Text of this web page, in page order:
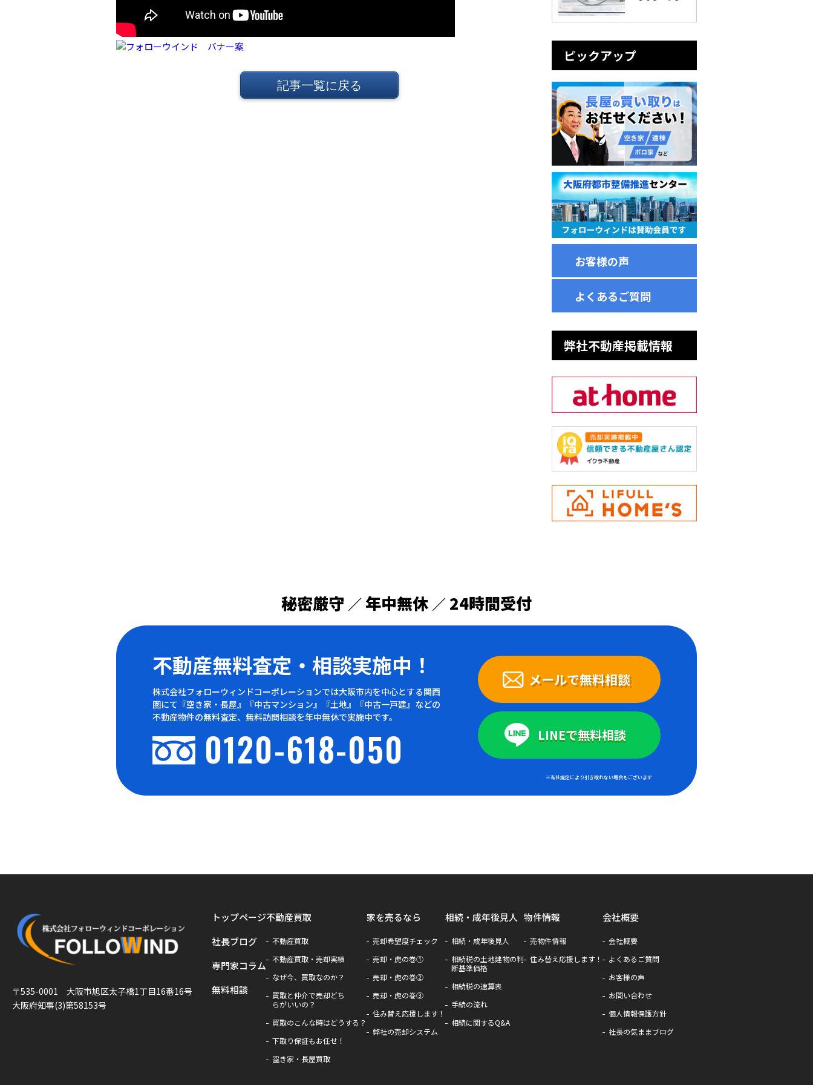
記事一覧に戻る
ピックアップ
お客様の声
よくあるご質問
弊社不動産掲載情報
秘密厳守 ／ 年中無休 ／ 24時間受付
不動産無料査定・ 相談実施中！
株式会社フォローウィンドコーポレーションでは大阪市内を中心とする関西
圏にて『空き家・長屋』『中古マンション』『土地』『中古一戸建』などの
不動産物件の無料査定、無料訪問相談を年中無休で実施中です。
0120-618-050
メールで無料相談
LINEで無料相談
※当社規定により引き取れない場合もございます
〒535-0001 大阪市旭区太子橋1丁目16番16号
大阪府知事(3)第58153号
トップページ
社長ブログ
専門家コラム
無料相談
不動産買取
不動産買取
不動産買取・売却実績
なぜ今、買取なのか？
買取と仲介で売却どち
らがいいの？
買取のこんな時はどうする？
下取り保証もお任せ！
空き家・長屋買取
家を売るなら
売却希望度チェック
売却・虎の巻①
売却・虎の巻②
売却・虎の巻③
住み替え応援します！
弊社の売却システム
相続・成年後見人
相続・成年後見人
相続税の土地建物の判
断基準価格
相続税の速算表
手続の流れ
相続に関するQ&A
物件情報
売物件情報
住み替え応援します！
会社概要
会社概要
よくあるご質問
お客様の声
お問い合わせ
個人情報保護方針
社長の気ままブログ